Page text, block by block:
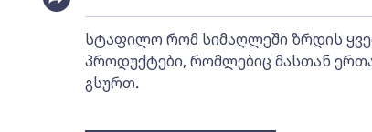
სტაფილო რომ სიმაღლეში ზრდის
პროდუქტები, რომლებიც მასთან
გსურთ.